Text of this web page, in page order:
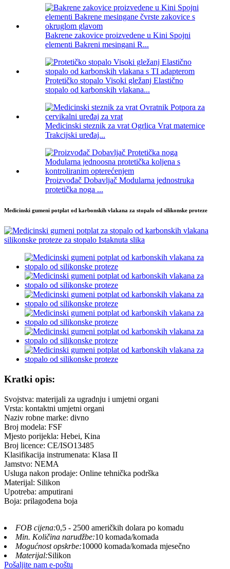
Bakrene zakovice proizvedene u Kini Spojni
elementi Bakreni mesingani R...
Protetičko stopalo Visoki gležanj Elastično
stopalo od karbonskih vlakana...
Medicinski steznik za vrat Ogrlica Vrat maternice
Trakcijski uređaj...
Proizvođač Dobavljač Modularna jednostruka
protetička noga ...
Medicinski gumeni potplat od karbonskih vlakana za stopalo od silikonske proteze
Kratki opis:
Svojstva: materijali za ugradnju i umjetni organi
Vrsta: kontaktni umjetni organi
Naziv robne marke: divno
Broj modela: FSF
Mjesto porijekla: Hebei, Kina
Broj licence: CE/ISO13485
Klasifikacija instrumenata: Klasa II
Jamstvo: NEMA
Usluga nakon prodaje: Online tehnička podrška
Materijal: Silikon
Upotreba: amputirani
Boja: prilagođena boja
FOB cijena:0,5 - 2500 američkih dolara po komadu
Min. Količina narudžbe:10 komada/komada
Mogućnost opskrbe:10000 komada/komada mjesečno
Materijal:Silikon
Pošaljite nam e-poštu